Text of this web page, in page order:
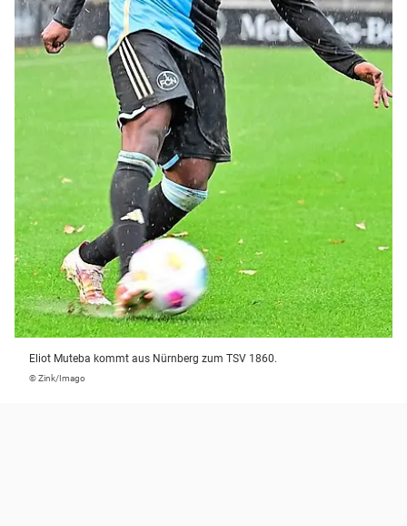
Eliot Muteba kommt aus Nürnberg zum TSV 1860.
© Zink/Imago